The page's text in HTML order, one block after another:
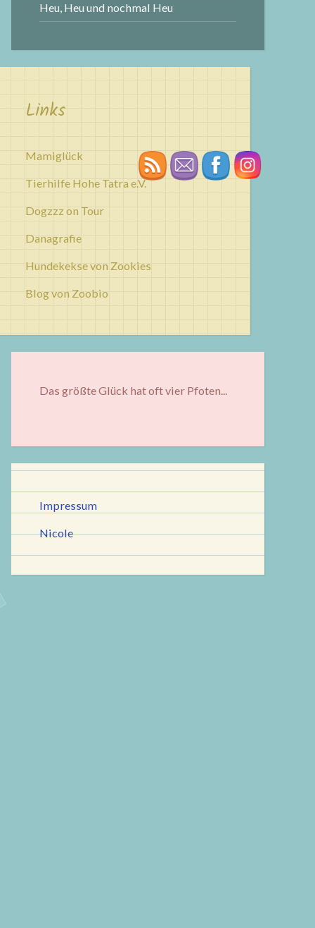
Heu, Heu und nochmal Heu
Links
Mamiglück
Tierhilfe Hohe Tatra e.V.
Dogzzz on Tour
Danagrafie
Hundekekse von Zookies
Blog von Zoobio
Das größte Glück hat oft vier Pfoten...
Impressum
Nicole